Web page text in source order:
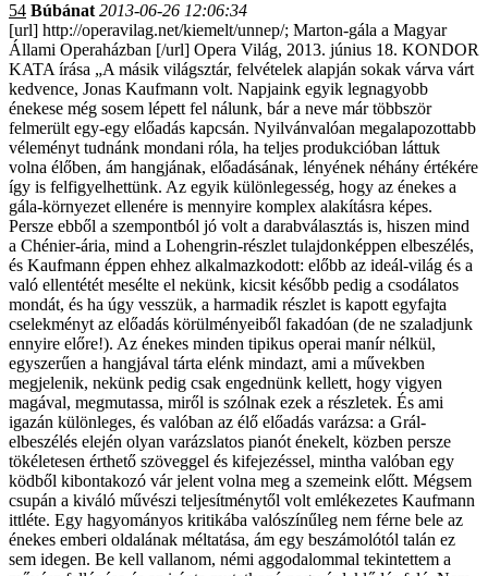
54 Búbánat 2013-06-26 12:06:34
[url] http://operavilag.net/kiemelt/unnep/; Marton-gála a Magyar
Állami Operaházban [/url] Opera Világ, 2013. június 18. KONDOR
KATA írása „A másik világsztár, felvételek alapján sokak várva várt
kedvence, Jonas Kaufmann volt. Napjaink egyik legnagyobb
énekese még sosem lépett fel nálunk, bár a neve már többször
felmerült egy-egy előadás kapcsán. Nyilvánvalóan megalapozottabb
véleményt tudnánk mondani róla, ha teljes produkcióban láttuk
volna élőben, ám hangjának, előadásának, lényének néhány értékére
így is felfigyelhettünk. Az egyik különlegesség, hogy az énekes a
gála-környezet ellenére is mennyire komplex alakításra képes.
Persze ebből a szempontból jó volt a darabválasztás is, hiszen mind
a Chénier-ária, mind a Lohengrin-részlet tulajdonképpen elbeszélés,
és Kaufmann éppen ehhez alkalmazkodott: előbb az ideál-világ és a
való ellentétét mesélte el nekünk, kicsit később pedig a csodálatos
mondát, és ha úgy vesszük, a harmadik részlet is kapott egyfajta
cselekményt az előadás körülményeiből fakadóan (de ne szaladjunk
ennyire előre!). Az énekes minden tipikus operai manír nélkül,
egyszerűen a hangjával tárta elénk mindazt, ami a művekben
megjelenik, nekünk pedig csak engednünk kellett, hogy vigyen
magával, megmutassa, miről is szólnak ezek a részletek. És ami
igazán különleges, és valóban az élő előadás varázsa: a Grál-
elbeszélés elején olyan varázslatos pianót énekelt, közben persze
tökéletesen érthető szöveggel és kifejezéssel, mintha valóban egy
ködből kibontakozó vár jelent volna meg a szemeink előtt. Mégsem
csupán a kiváló művészi teljesítménytől volt emlékezetes Kaufmann
ittléte. Egy hagyományos kritikába valószínűleg nem férne bele az
énekes emberi oldalának méltatása, ám egy beszámolótól talán ez
sem idegen. Be kell vallanom, némi aggodalommal tekintettem a